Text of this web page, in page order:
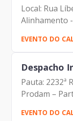
Local: Rua
Alinhamento
(Presidente
Yokoyama
Tableau...
EVENTO DO
Despacho
Pauta: 2232ª
Prodam –
Hiromoto
DPO) Carlos
EVENTO DO